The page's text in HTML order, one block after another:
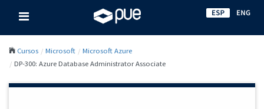
Cursos Microsoft
Microsoft Azure
DP-300: Azure Database Administrator Associate